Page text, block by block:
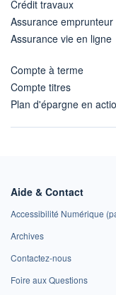
Crédit travaux
Assurance emprunteur
Assurance vie en ligne
Compte à terme
Compte titres
Plan d'épargne en
Aide & Contact
Accessibilité Numérique
Archives
Contactez-nous
Foire aux Questions